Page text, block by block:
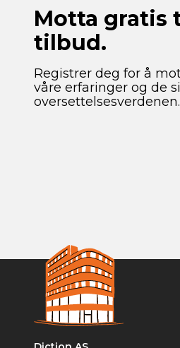
Motta gratis
tilbud.
Registrer deg for å
våre erfaringer og de
oversettelsesverdenen.